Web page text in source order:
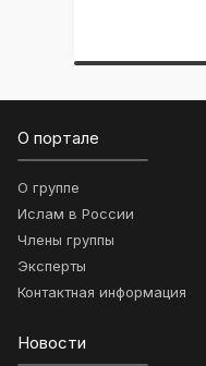
О портале
О группе
Ислам в России
Члены группы
Эксперты
Контактная информация
Новости